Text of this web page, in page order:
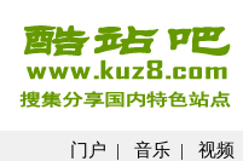
门户 | 音乐 | 视频